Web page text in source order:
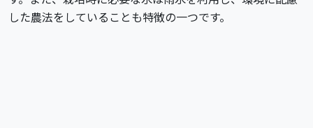
した農法をしていることも特徴の一つです。